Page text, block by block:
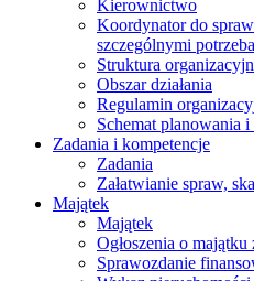
Kierownictwo
Koordynator do
szczególnymi
Struktura
Obszar działania
Regulamin
Schemat planowania
Zadania i kompetencje
Zadania
Załatwianie spraw,
Majątek
Majątek
Ogłoszenia o
Sprawozdanie